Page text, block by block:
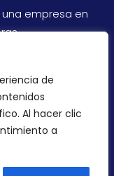
de
Al hacer clic
a
empresa en
confiar en las